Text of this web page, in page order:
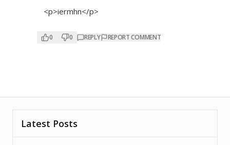
<p>iermhn</p>
0 0 REPLY REPORT COMMENT
Latest Posts